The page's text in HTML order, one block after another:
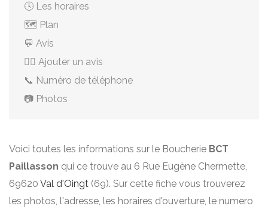
🕓 Les horaires
🗺️ Plan
💬 Avis
✍🏻 Ajouter un avis
📞 Numéro de téléphone
📷 Photos
Voici toutes les informations sur le Boucherie BCT
Paillasson qui ce trouve au 6 Rue Eugène Chermette,
69620 Val d'Oingt (69). Sur cette fiche vous trouverez
les photos, l'adresse, les horaires d'ouverture, le numero